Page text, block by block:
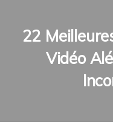
22
Vidéo